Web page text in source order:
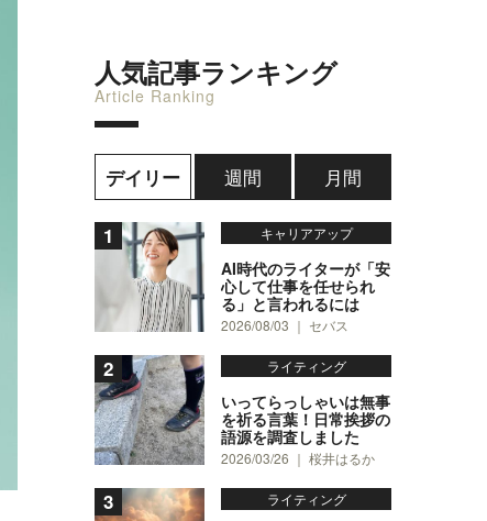
人気記事ランキング
Article Ranking
デイリー 週間 月間
キャリアアップ
AI時代のライターが「安
心して仕事を任せられ
る」と言われるには
2026/08/03 ｜ セバス
ライティング
いってらっしゃいは無事
を祈る言葉！日常挨拶の
語源を調査しました
2026/03/26 ｜ 桜井はるか
ライティング